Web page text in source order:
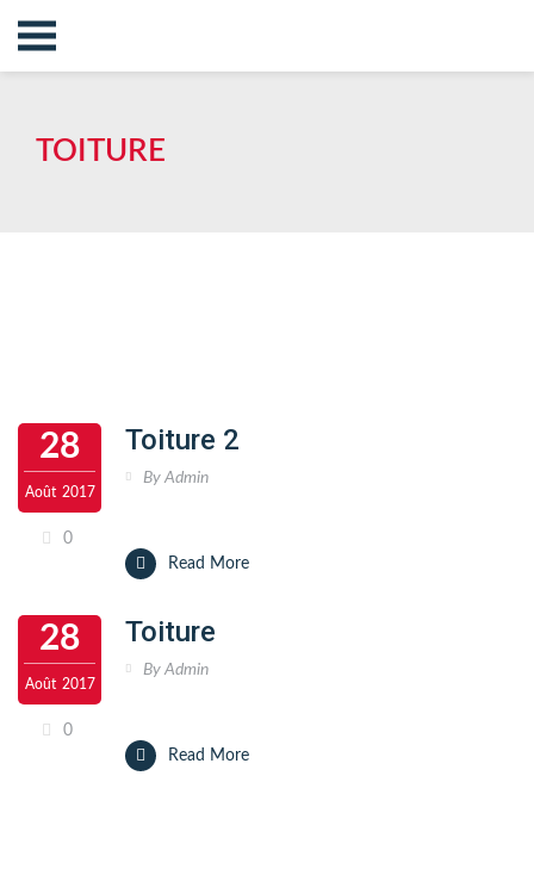
TOITURE
28
Août 2017
0
Toiture 2
By Admin
Read More
28
Août 2017
0
Toiture
By Admin
Read More